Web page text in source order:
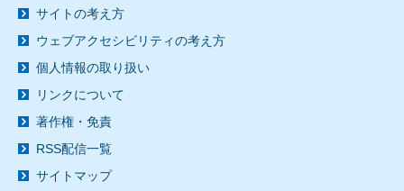
サイトの考え方
ウェブアクセシビリティの考え方
個人情報の取り扱い
リンクについて
著作権・免責
RSS配信一覧
サイトマップ